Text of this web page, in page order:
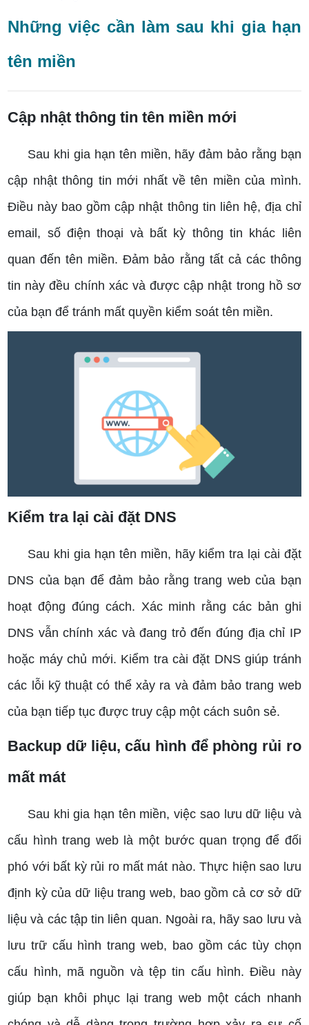
Những việc cần làm sau khi gia hạn
tên miền
Cập nhật thông tin tên miền mới
Sau khi gia hạn tên miền, hãy đảm bảo rằng bạn
cập nhật thông tin mới nhất về tên miền của mình.
Điều này bao gồm cập nhật thông tin liên hệ, địa chỉ
email, số điện thoại và bất kỳ thông tin khác liên
quan đến tên miền. Đảm bảo rằng tất cả các thông
tin này đều chính xác và được cập nhật trong hồ sơ
của bạn để tránh mất quyền kiểm soát tên miền.
Kiểm tra lại cài đặt DNS
Sau khi gia hạn tên miền, hãy kiểm tra lại cài đặt
DNS của bạn để đảm bảo rằng trang web của bạn
hoạt động đúng cách. Xác minh rằng các bản ghi
DNS vẫn chính xác và đang trỏ đến đúng địa chỉ IP
hoặc máy chủ mới. Kiểm tra cài đặt DNS giúp tránh
các lỗi kỹ thuật có thể xảy ra và đảm bảo trang web
của bạn tiếp tục được truy cập một cách suôn sẻ.
Backup dữ liệu, cấu hình để phòng rủi ro
mất mát
Sau khi gia hạn tên miền, việc sao lưu dữ liệu và
cấu hình trang web là một bước quan trọng để đối
phó với bất kỳ rủi ro mất mát nào. Thực hiện sao lưu
định kỳ của dữ liệu trang web, bao gồm cả cơ sở dữ
liệu và các tập tin liên quan. Ngoài ra, hãy sao lưu và
lưu trữ cấu hình trang web, bao gồm các tùy chọn
cấu hình, mã nguồn và tệp tin cấu hình. Điều này
giúp bạn khôi phục lại trang web một cách nhanh